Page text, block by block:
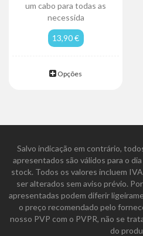
um cabo para todas as
necessida
13,90 €
Opções
Salvo indicação em contrário,
apresentados são válidos para o
stock. Todos os valores incluem
ser alterados sem aviso prévio.
apresentadas podem diferir
o preço recomendado pelo
nosso PVP com o PVPR, não se
do